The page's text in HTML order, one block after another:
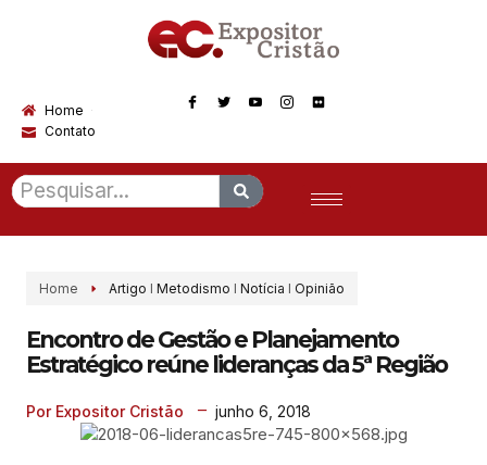
Home
Contato
Home Artigo I Metodismo I Notícia I Opinião
Encontro de Gestão e Planejamento
Estratégico reúne lideranças da 5ª Região
Por Expositor Cristão junho 6, 2018